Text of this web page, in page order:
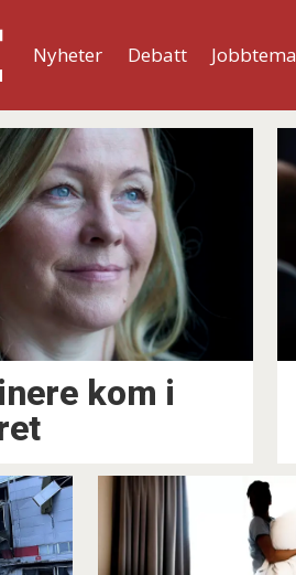
Nyheter Debatt Jobbtema
kom i